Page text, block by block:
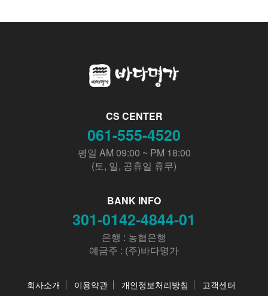
CS CENTER
061-555-4520
평일 AM 09:00 ~ PM 18:00
(토, 일, 공휴일 휴무)
BANK INFO
301-0142-4844-01
은행 : 농협은행
예금주 : (주)바다명가
회사소개 이용약관 개인정보처리방침 고객센터